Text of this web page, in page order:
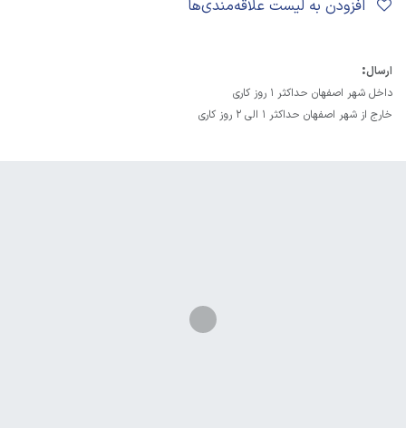
ارسال:
داخل شهر اصفهان حداکثر 1 روز کاری
خارج از شهر اصفهان حداکثر 1 الی 2 روز کاری